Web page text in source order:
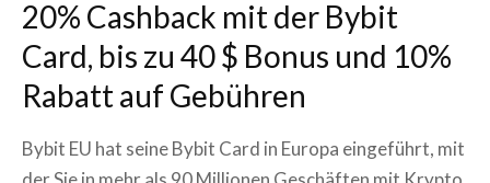
20% Cashback mit der Bybit
Card, bis zu 40 $ Bonus und 10%
Rabatt auf Gebühren
Bybit EU hat seine Bybit Card in Europa eingeführt, mit